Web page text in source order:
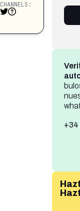
CHANNELS:
+34